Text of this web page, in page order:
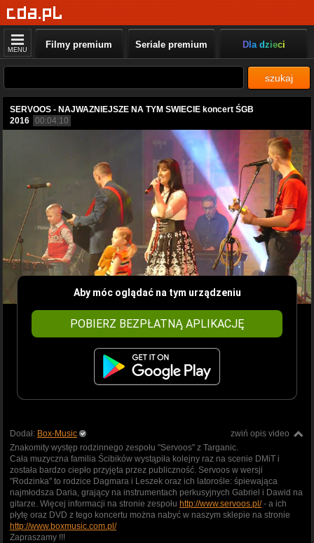
MENU Filmy premium Seriale premium Dla dzieci
szukaj
SERVOOS - NAJWAZNIEJSZE NA TYM SWIECIE koncert ŚGB
2016 00:04:10
Aby móc oglądać na tym urządzeniu
POBIERZ BEZPŁATNĄ APLIKACJĘ
zwiń opis video
Dodał: Box-Music
Znakomity występ rodzinnego zespołu "Servoos" z Targanic.
Cała muzyczna familia Ścibików wystąpiła kolejny raz na scenie DMiT i
została bardzo ciepło przyjęta przez publiczność. Servoos w wersji
"Rodzinka" to rodzice Dagmara i Leszek oraz ich latorośle: śpiewająca
najmłodsza Daria, grający na instrumentach perkusyjnych Gabriel i Dawid na
gitarze. Więcej informacji na stronie zespołu http://www.servoos.pl/- a ich
płytę oraz DVD z tego koncertu można nabyć w naszym sklepie na stronie
http://www.boxmusic.com.pl/
Zapraszamy !!!